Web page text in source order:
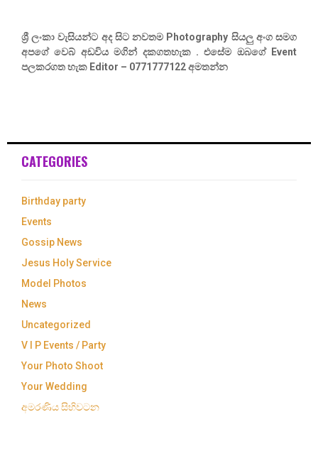
ශ්‍රී ලංකා වැසියන්ට අද සිට නවතම Photography සියලු අංග සමග
අපගේ වෙබ් අඩවිය මගින් දකගතහැක . එසේම ඔබගේ Event
පලකරගත හැක Editor – 0771777122 අමතන්න
CATEGORIES
Birthday party
Events
Gossip News
Jesus Holy Service
Model Photos
News
Uncategorized
V I P Events / Party
Your Photo Shoot
Your Wedding
අමරණිය සිහිවටන